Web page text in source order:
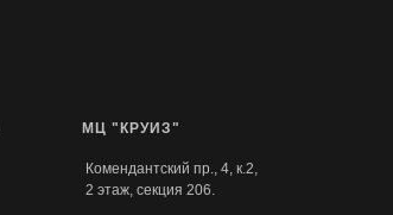
МЦ "КРУИЗ"
Комендантский пр., 4, к.2,
2 этаж, секция 206.